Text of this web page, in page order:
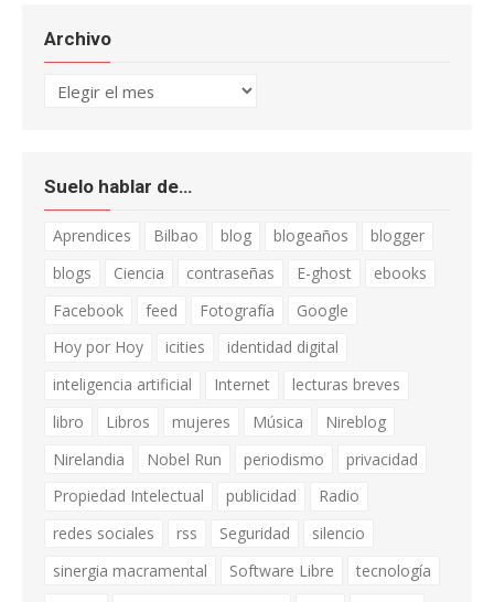
Archivo
Archivo
Suelo hablar de…
Aprendices Bilbao blog blogeaños
blogger
blogs
Ciencia contraseñas E-ghost
ebooks
Facebook
feed Fotografía
Google
Hoy por Hoy
icities
identidad digital
inteligencia artificial
Internet
lecturas breves
libro
Libros mujeres Música
Nireblog
Nirelandia
Nobel Run periodismo
privacidad
Propiedad Intelectual
publicidad
Radio
redes sociales
rss Seguridad
silencio
sinergia macramental
Software Libre
tecnología